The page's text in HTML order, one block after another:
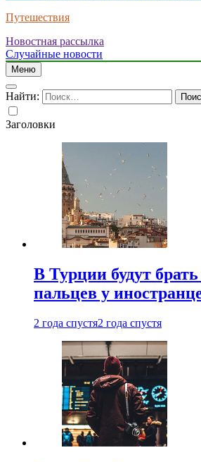
Путешествия
Новостная рассылка
Случайные новости
Меню
Найти:
Заголовки
В Турции будут
пальцев у
2 года спустя2 года спустя